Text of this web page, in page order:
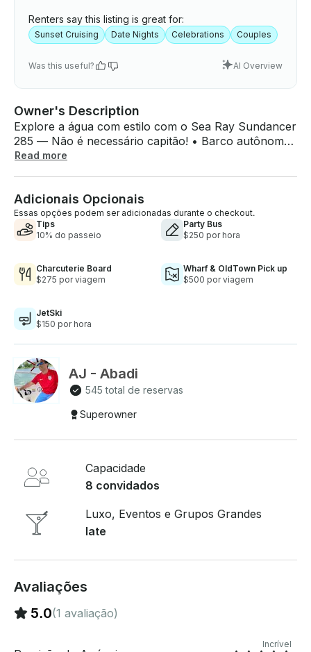
Renters say this listing is great for:
Sunset Cruising Date Nights Celebrations Couples
Was this useful? AI Overview
Owner's Description
Explore a água com estilo com o Sea Ray Sundancer
285 — Não é necessário capitão! • Barco autônomo
• Reserva mínima de 2 horas • Taxa de limpeza:
à taxa do capitão. O depósito de segurança será de
$1500 • Alimentos são permitidos, mas respeite e
mantenha o barco limpo. • Sem vinho tinto. • Sem
Read more
Adicionais Opcionais
Essas opções podem ser adicionadas durante o checkout.
Tips
10% do passeio
Party Bus
$250 por hora
Charcuterie Board
$275 por viagem
Wharf & OldTown Pick up
$500 por viagem
JetSki
$150 por hora
AJ - Abadi
545 total de reservas
Superowner
Capacidade
8 convidados
Luxo, Eventos e Grupos Grandes
Iate
Avaliações
5.0(1 avaliação)
Incrível